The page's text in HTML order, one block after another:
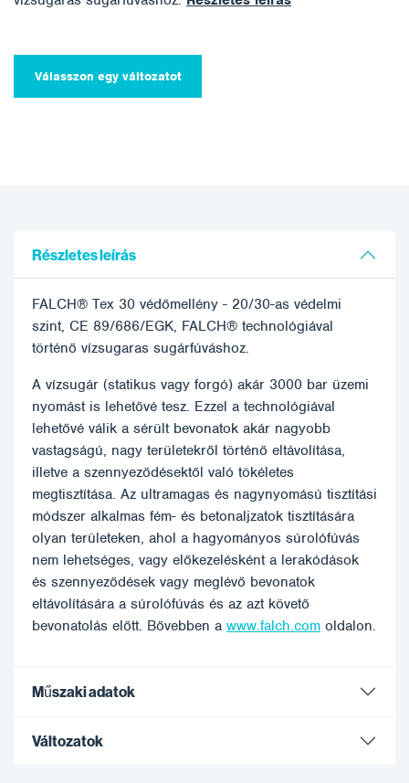
Válasszon egy változatot
Részletes leírás
FALCH® Tex 30 védőmellény - 20/30-as védelmi
szint, CE 89/686/EGK, FALCH® technológiával
történő vízsugaras sugárfúváshoz.
A vízsugár (statikus vagy forgó) akár 3000 bar üzemi
nyomást is lehetővé tesz. Ezzel a technológiával
lehetővé válik a sérült bevonatok akár nagyobb
vastagságú, nagy területekről történő eltávolítása,
illetve a szennyeződésektől való tökéletes
megtisztítása. Az ultramagas és nagynyomású tisztítási
módszer alkalmas fém- és betonaljzatok tisztítására
olyan területeken, ahol a hagyományos súrolófúvás
nem lehetséges, vagy előkezelésként a lerakódások
és szennyeződések vagy meglévő bevonatok
eltávolítására a súrolófúvás és az azt követő
bevonatolás előtt. Bővebben a www.falch.com oldalon.
Műszaki adatok
Változatok